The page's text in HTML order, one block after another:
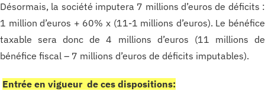
Désormais, la société imputera 7 millions d’euros de déficits :
1 million d’euros + 60% x (11-1 millions d’euros). Le bénéfice
taxable sera donc de 4 millions d’euros (11 millions de
bénéfice fiscal – 7 millions d’euros de déficits imputables).
Entrée en vigueur de ces dispositions: